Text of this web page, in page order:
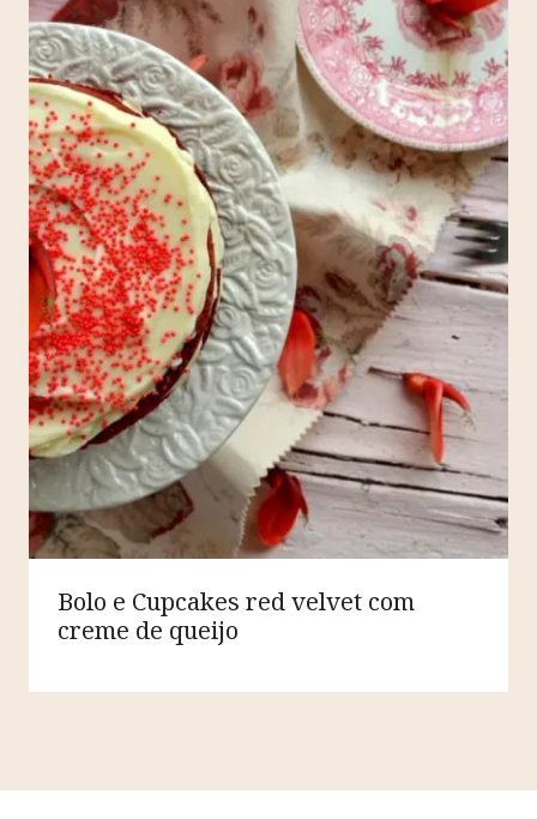
Bolo e Cupcakes red velvet com
creme de queijo